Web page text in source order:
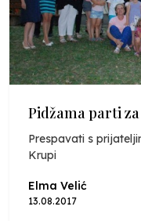
Pidžama parti
Prespavati s
Krupi
Elma Velić
13.08.2017